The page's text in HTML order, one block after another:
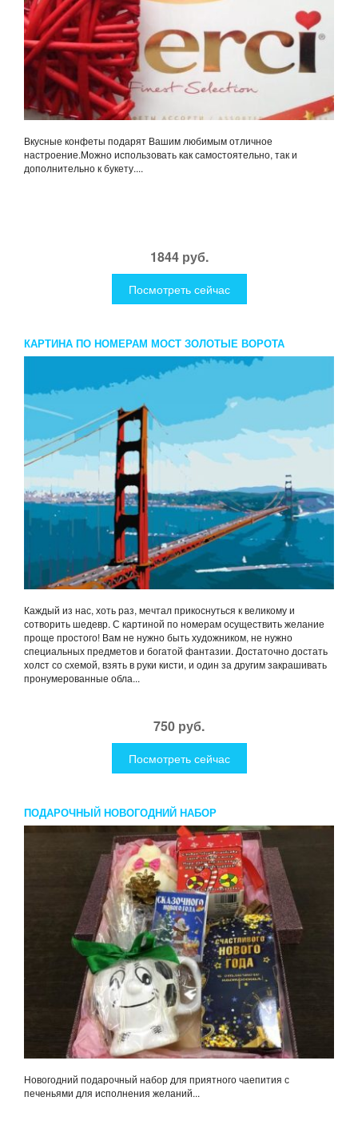
Вкусные конфеты подарят Вашим любимым отличное
настроение.Можно использовать как самостоятельно, так и
дополнительно к букету....
1844 руб.
Посмотреть сейчас
КАРТИНА ПО НОМЕРАМ МОСТ ЗОЛОТЫЕ ВОРОТА
Каждый из нас, хоть раз, мечтал прикоснуться к великому и
сотворить шедевр. С картиной по номерам осуществить желание
проще простого! Вам не нужно быть художником, не нужно
специальных предметов и богатой фантазии. Достаточно достать
холст со схемой, взять в руки кисти, и один за другим закрашивать
пронумерованные обла...
750 руб.
Посмотреть сейчас
ПОДАРОЧНЫЙ НОВОГОДНИЙ НАБОР
Новогодний подарочный набор для приятного чаепития с
печеньями для исполнения желаний...